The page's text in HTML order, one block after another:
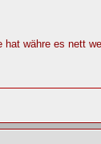
währe es nett